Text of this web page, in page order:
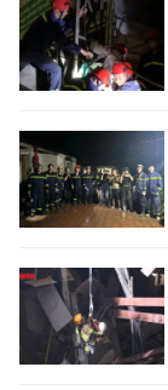
Media Xã hội
Media Pháp
Media Du lịch
Media Thế giới
Media Giáo
Media Y tế